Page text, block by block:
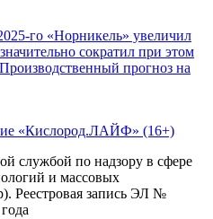
го «Норникель» увеличил
сократил при этом
прогноз на
«Кислород.ЛАЙФ» (16+)
службой по надзору в сфере
и массовых
Реестровая запись ЭЛ №